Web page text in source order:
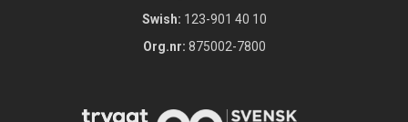
Swish: 123-901 40 10
Org.nr: 875002-7800